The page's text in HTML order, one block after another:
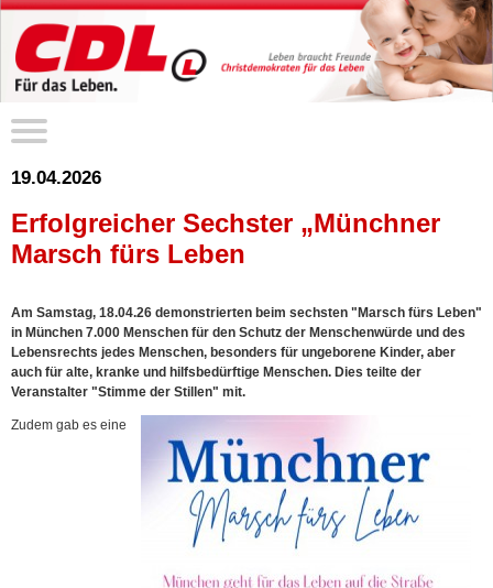
19.04.2026
Erfolgreicher Sechster „Münchner
Marsch fürs Leben
Am Samstag, 18.04.26 demonstrierten beim sechsten "Marsch fürs Leben"
in München 7.000 Menschen für den Schutz der Menschenwürde und des
Lebensrechts jedes Menschen, besonders für ungeborene Kinder, aber
auch für alte, kranke und hilfsbedürftige Menschen. Dies teilte der
Veranstalter "Stimme der Stillen" mit.
Zudem gab es eine